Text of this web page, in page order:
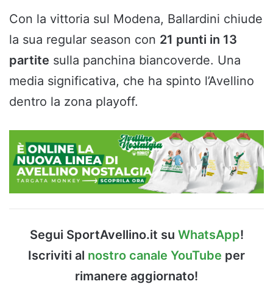
Con la vittoria sul Modena, Ballardini chiude
la sua regular season con 21 punti in 13
partite sulla panchina biancoverde. Una
media significativa, che ha spinto l’Avellino
dentro la zona playoff.
Segui SportAvellino.it su WhatsApp!
Iscriviti al nostro canale YouTube per
rimanere aggiornato!